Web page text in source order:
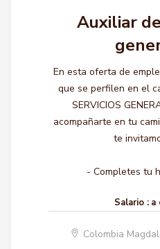
Auxiliar
En esta oferta de
que se perfilen en el
SERVICIOS
acompañarte en tu
te
- Completes tu
Salario : a
Colombia